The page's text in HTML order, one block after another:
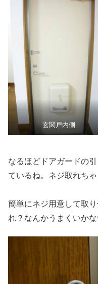
玄関戸内側
なるほどドアガードの
ているね。ネジ取れちゃ
簡単にネジ用意して取
れ？なんかうまくいかな